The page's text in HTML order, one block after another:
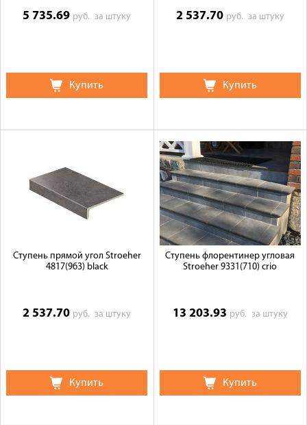
5 735.69 руб.за штуку
Купить
2 537.70 руб. за штуку
Купить
Ступень прямой угол Stroeher
4817(963) black
2 537.70 руб.за штуку
Купить
Ступень флорентинер угловая
Stroeher 9331(710) crio
13 203.93 руб. за штуку
Купить